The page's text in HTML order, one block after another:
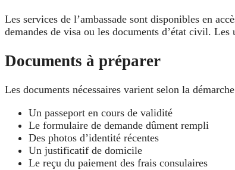
Les services de l’ambassade sont disponibles en
demandes de visa ou les documents d’état civil.
Documents à préparer
Les documents nécessaires varient selon la
Un passeport en cours de validité
Le formulaire de demande dûment rempli
Des photos d’identité récentes
Un justificatif de domicile
Le reçu du paiement des frais consulaires